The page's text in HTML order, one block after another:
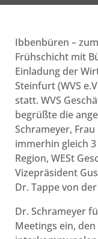
Ibbenbüren –
Frühschicht mit
Einladung der
Steinfurt (WVS
statt. WVS
begrüßte die
Schrameyer,
immerhin gleich
Region, WESt
Vizepräsident
Dr. Tappe von
Dr. Schrameyer
Meetings ein,